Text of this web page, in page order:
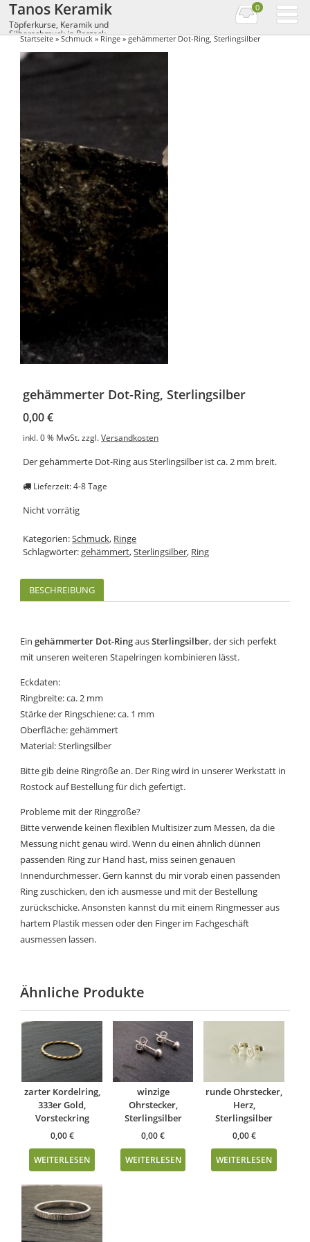
Tanos Keramik
Töpferkurse, Keramik und
Silberschmuck in Rostock
0
Startseite»Schmuck»Ringe» gehämmerter Dot-Ring, Sterlingsilber
gehämmerter Dot-Ring, Sterlingsilber
0,00€
inkl. 0 % MwSt. zzgl.Versandkosten
Der gehämmerte Dot-Ring aus Sterlingsilber ist ca. 2 mm breit.
Lieferzeit: 4-8 Tage
Nicht vorrätig
Kategorien:Schmuck, Ringe
Schlagwörter:gehämmert,Sterlingsilber, Ring
BESCHREIBUNG
Eingehämmerter Dot-RingausSterlingsilber, der sich perfekt
mit unseren weiteren Stapelringen kombinieren lässt.
Eckdaten:
Ringbreite: ca. 2 mm
Stärke der Ringschiene: ca. 1 mm
Oberfläche: gehämmert
Material: Sterlingsilber
Bitte gib deine Ringröße an. Der Ring wird in unserer Werkstatt in
Rostock auf Bestellung für dich gefertigt.
Probleme mit der Ringgröße?
Bitte verwende keinen flexiblen Multisizer zum Messen, da die
Messung nicht genau wird. Wenn du einen ähnlich dünnen
passenden Ring zur Hand hast, miss seinen genauen
Innendurchmesser. Gern kannst du mir vorab einen passenden
Ring zuschicken, den ich ausmesse und mit der Bestellung
zurückschicke. Ansonsten kannst du mit einem Ringmesser aus
hartem Plastik messen oder den Finger im Fachgeschäft
ausmessen lassen.
Ähnliche Produkte
zarter Kordelring,
333er Gold,
Vorsteckring
0,00€
WEITERLESEN
winzige
Ohrstecker,
Sterlingsilber
0,00€
WEITERLESEN
runde Ohrstecker,
Herz,
Sterlingsilber
0,00€
WEITERLESEN